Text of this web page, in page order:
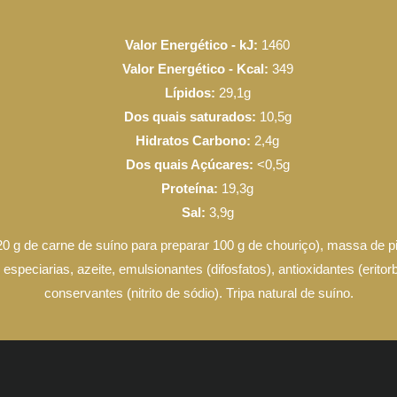
Valor Energético - kJ: 1460
Valor Energético - Kcal: 349
Lípidos: 29,1g
Dos quais saturados: 10,5g
Hidratos Carbono: 2,4g
Dos quais Açúcares: <0,5g
Proteína: 19,3g
Sal: 3,9g
g de carne de suíno para preparar 100 g de chouriço), massa de
azeite, emulsionantes (difosfatos), antioxidantes
conservantes (nitrito de sódio). Tripa natural de suíno.